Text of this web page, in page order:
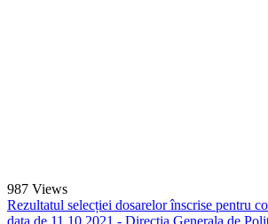
987 Views
Rezultatul selecției dosarelor înscrise pentru